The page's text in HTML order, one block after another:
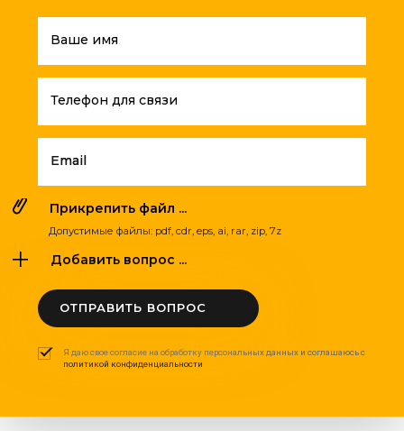
Ваше имя
Телефон для связи
Email
Прикрепить файл ...
Допустимые файлы: pdf, cdr, eps, ai, rar, zip, 7z
Добавить вопрос ...
ОТПРАВИТЬ ВОПРОС
Я даю свое согласие на обработку персональных данных и соглашаюсь с
политикой конфиденциальности